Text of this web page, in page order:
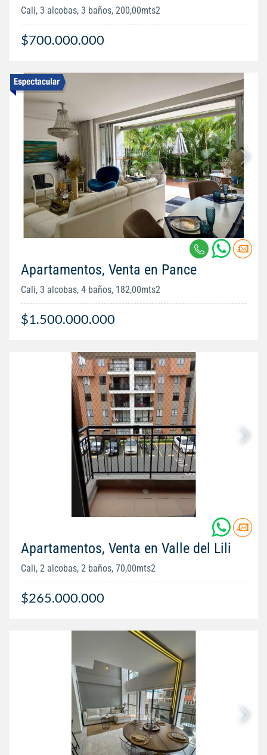
Cali, 3 alcobas, 3 baños, 200,00mts2
$700.000.000
Apartamentos, Venta en Pance
Cali, 3 alcobas, 4 baños, 182,00mts2
$1.500.000.000
Apartamentos, Venta en Valle del Lili
Cali, 2 alcobas, 2 baños, 70,00mts2
$265.000.000